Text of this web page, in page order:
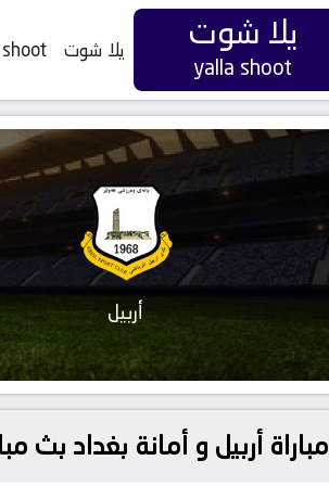
يلا شوت
yalla shoot
يلا شوت
أربيل
مباراة أربيل و أمانة بغداد بث